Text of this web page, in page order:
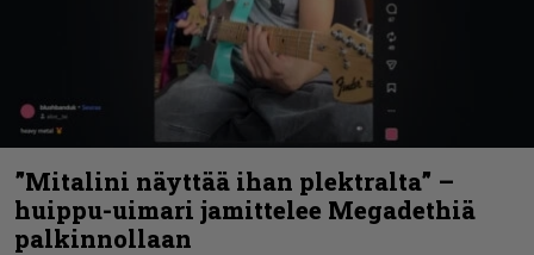
”Mitalini näyttää ihan plektralta” –
huippu-uimari jamittelee Megadethiä
palkinnollaan